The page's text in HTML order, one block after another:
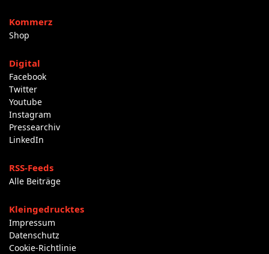
Kommerz
Shop
Digital
Facebook
Twitter
Youtube
Instagram
Pressearchiv
LinkedIn
RSS-Feeds
Alle Beiträge
Kleingedrucktes
Impressum
Datenschutz
Cookie-Richtlinie